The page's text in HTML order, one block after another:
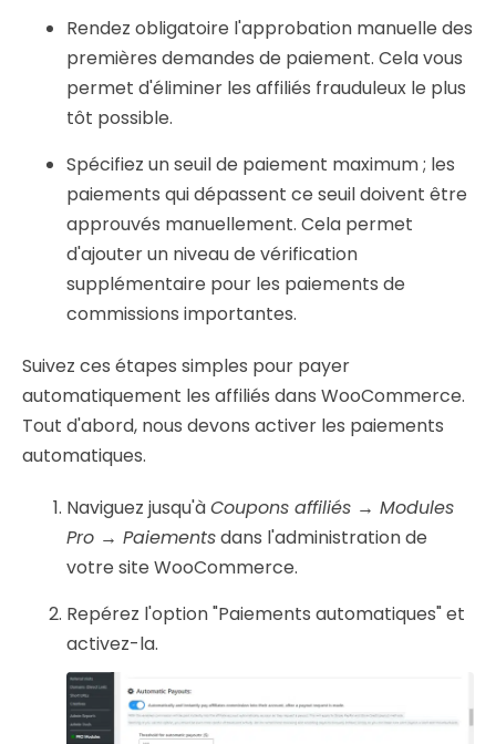
Rendez obligatoire l'approbation manuelle des
premières demandes de paiement. Cela vous
permet d'éliminer les affiliés frauduleux le plus
tôt possible.
Spécifiez un seuil de paiement maximum ; les
paiements qui dépassent ce seuil doivent être
approuvés manuellement. Cela permet
d'ajouter un niveau de vérification
supplémentaire pour les paiements de
commissions importantes.
Suivez ces étapes simples pour payer
automatiquement les affiliés dans WooCommerce.
Tout d'abord, nous devons activer les paiements
automatiques.
Naviguez jusqu'àCoupons affiliés → Modules
Pro → Paiementsdans l'administration de
votre site WooCommerce.
Repérez l'option "Paiements automatiques" et
activez-la.